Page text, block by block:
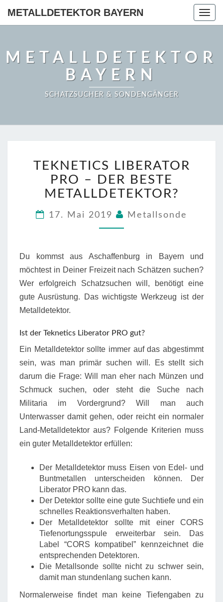
METALLDETEKTOR BAYERN
METALLDETEKTOR
BAYERN
SCHATZSUCHER & SONDENGÄNGER
LIBERATOR
PRO
–
DER
BESTE
METALLDETEKTOR?
TEKNETICS LIBERATOR
PRO – DER BESTE
METALLDETEKTOR?
17. Mai 2019 Metallsonde
Du kommst aus Aschaffenburg in Bayern und
möchtest in Deiner Freizeit nach Schätzen suchen?
Wer erfolgreich Schatzsuchen will, benötigt eine
gute Ausrüstung. Das wichtigste Werkzeug ist der
Metalldetektor.
Ist der Teknetics Liberator PRO gut?
Ein Metalldetektor sollte immer auf das abgestimmt
sein, was man primär suchen will. Es stellt sich
darum die Frage: Will man eher nach Münzen und
Schmuck suchen, oder steht die Suche nach
Militaria im Vordergrund? Will man auch
Unterwasser damit gehen, oder reicht ein normaler
Land-Metalldetektor aus? Folgende Kriterien muss
ein guter Metalldetektor erfüllen:
Der Metalldetektor muss Eisen von Edel- und
Buntmetallen unterscheiden können. Der
Liberator PRO kann das.
Der Detektor sollte eine gute Suchtiefe und ein
schnelles Reaktionsverhalten haben.
Der Metalldetektor sollte mit einer CORS
Tiefenortungsspule erweiterbar sein. Das
Label “CORS kompatibel” kennzeichnet die
entsprechenden Detektoren.
Die Metallsonde sollte nicht zu schwer sein,
damit man stundenlang suchen kann.
Normalerweise findet man keine Tiefengaben zu